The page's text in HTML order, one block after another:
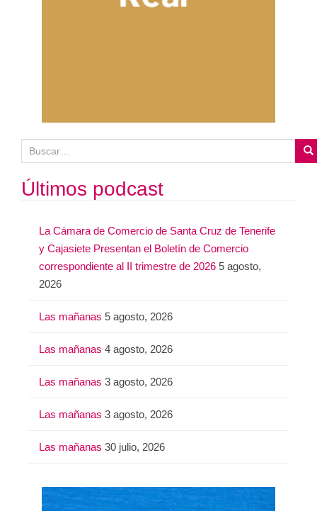
u
sÚltimos podcast
La Cámara de Comercio de Santa Cruz de Tenerife
y Cajasiete Presentan el Boletín de Comercio
correspondiente al II trimestre de 2026 5 agosto,
2026
Las mañanas 5 agosto, 2026
Las mañanas 4 agosto, 2026
Las mañanas 3 agosto, 2026
Las mañanas 3 agosto, 2026
Las mañanas 30 julio, 2026